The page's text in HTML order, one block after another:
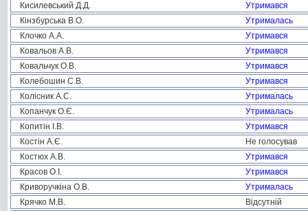
Кисилевський Д.Д.
Утримався
Кінзбурська В.О.
Утрималась
Клочко А.А.
Утримався
Ковальов А.В.
Утримався
Ковальчук О.В.
Утримався
Колебошин С.В.
Утримався
Колісник А.С.
Утрималась
Копанчук О.Є.
Утрималась
Копитін І.В.
Утримався
Костін А.Є.
Не голосував
Костюх А.В.
Утримався
Красов О.І.
Утримався
Криворучкіна О.В.
Утрималась
Крячко М.В.
Відсутній